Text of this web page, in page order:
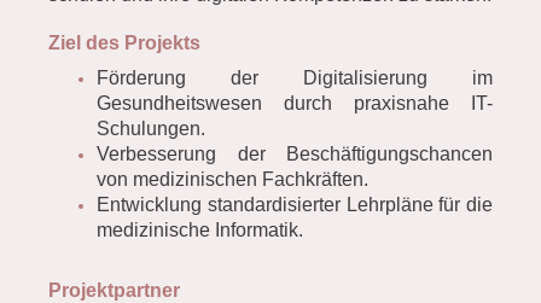
Ziel des Projekts
Förderung der Digitalisierung im
Gesundheitswesen durch praxisnahe IT-
Schulungen.
Verbesserung der Beschäftigungschancen
von medizinischen Fachkräften.
Entwicklung standardisierter Lehrpläne für die
medizinische Informatik.
Projektpartner